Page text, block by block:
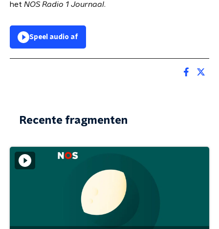
het NOS Radio 1 Journaal.
Speel audio af
Recente fragmenten